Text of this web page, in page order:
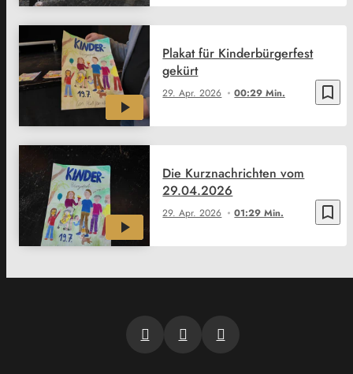
bookmark_border
29. Apr. 2026 00:29 Min.
Plakat für Kinderbürgerfest
gekürt
bookmark_border
29. Apr. 2026 01:29 Min.
Die Kurznachrichten vom
29.04.2026